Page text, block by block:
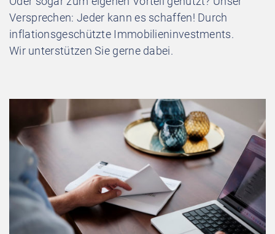
Versprechen: Jeder kann es schaffen! Durch
inflationsgeschützte Immobilieninvestments.
Wir unterstützen Sie gerne dabei.